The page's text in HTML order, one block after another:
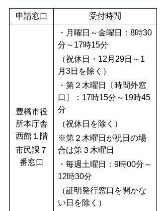
申請窓口 受付時間
豊橋市役
所本庁舎
西館１階
市民課７
番窓口
・月曜日～金曜日：8時30
分～17時15分
（祝休日・12月29日～1
月3日を除く）
・第２木曜日〔時間外窓
口〕：17時15分～19時45
分
（祝休日を除く）
※第２木曜日が祝日の場
合は第３木曜日
・毎週土曜日：9時00分～
12時30分
（証明発行窓口を開かな
い日を除く）